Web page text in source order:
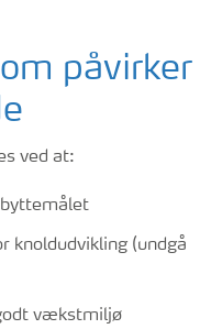
påvirker
ved at:
knoldudvikling (undgå
vækstmiljø